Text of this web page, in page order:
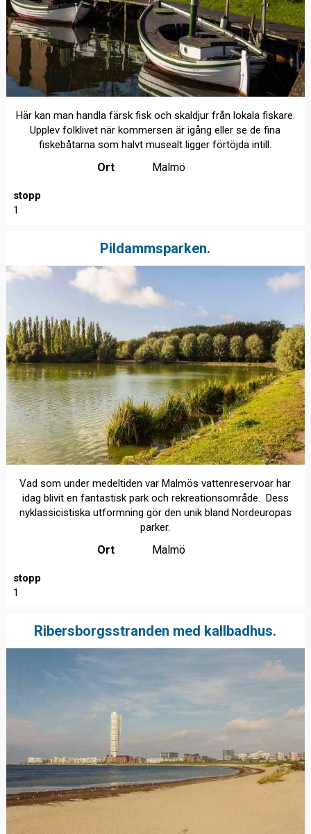
Här kan man handla färsk fisk och skaldjur från lokala fiskare.
Upplev folklivet när kommersen är igång eller se de fina
fiskebåtarna som halvt musealt ligger förtöjda intill.
Ort Malmö
stopp
1
Pildammsparken.
Vad som under medeltiden var Malmös vattenreservoar har
idag blivit en fantastisk park och rekreationsområde. Dess
nyklassicistiska utformning gör den unik bland Nordeuropas
parker.
Ort Malmö
stopp
1
Ribersborgsstranden med kallbadhus.